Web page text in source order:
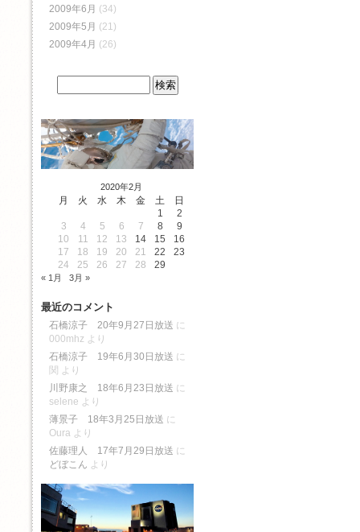
2009年6月 (34)
2009年5月 (21)
2009年4月 (26)
2020年2月
月 火 水 木 金 土
日
1
2
3
4 5 6 7 8
9
10
11 12 13 14 15
16
17
18 19 20 21 22
23
24
25 26 27 28 29
« 1月 3月 »
最近のコメント
石橋涼子 20年9月27日放送 に
000mhz より
石橋涼子 19年6月30日放送 に
関 より
川野康之 18年6月23日放送 に
selene より
薄景子 18年3月25日放送 に
Oura より
佐藤理人 17年7月29日放送 に
どぼこん より